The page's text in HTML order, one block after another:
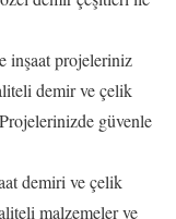
inşaat projeleriniz
demir ve çelik
güvenle
demiri ve çelik
malzemeler ve